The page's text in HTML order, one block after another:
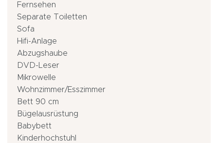
Fernsehen
Separate Toiletten
Sofa
Hifi-Anlage
Abzugshaube
DVD-Leser
Mikrowelle
Wohnzimmer/Esszimmer
Bett 90 cm
Bügelausrüstung
Babybett
Kinderhochstuhl